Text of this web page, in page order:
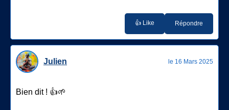
👍 Like Répondre
Julien le 16 Mars 2025
Bien dit ! 👍🌱